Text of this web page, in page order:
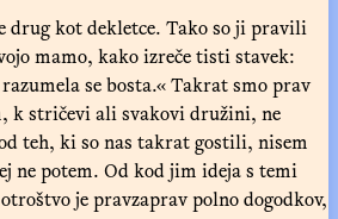
drug kot dekletce. Tako so ji pravili
mamo, kako izreče tisti stavek:
se bosta.« Takrat smo prav
k stričevi ali svakovi družini, ne
teh, ki so nas takrat gostili, nisem
ne potem. Od kod jim ideja s temi
je pravzaprav polno dogodkov,